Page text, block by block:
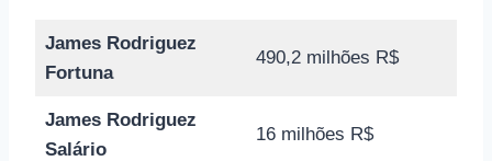
James Rodriguez
Fortuna
490,2 milhões R$
James Rodriguez
Salário
16 milhões R$